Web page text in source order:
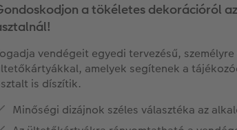
a tökéletes dekorációról
vendégeit egyedi tervezésű,
amelyek segítenek a
is díszítik.
Minőségi dizájnok széles választéka az